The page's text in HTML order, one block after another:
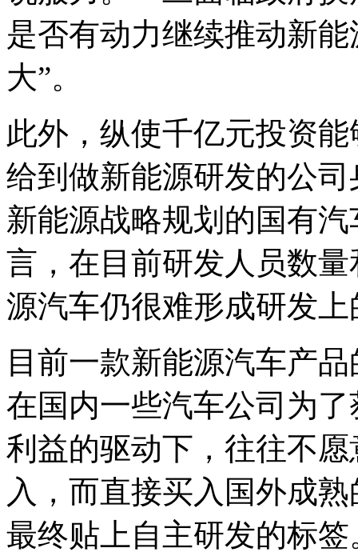
是否有动力继续推动新
大”。
此外，纵使千亿元投资
给到做新能源研发的公
新能源战略规划的国有
言，在目前研发人员数
源汽车仍很难形成研发
目前一款新能源汽车产
在国内一些汽车公司为
利益的驱动下，往往不
入，而直接买入国外成
最终贴上自主研发的标